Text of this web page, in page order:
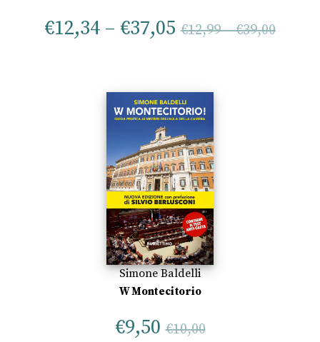
€12,34 – €37,05 €12,99–€39,00
Simone Baldelli
W Montecitorio
€9,50 €10,00